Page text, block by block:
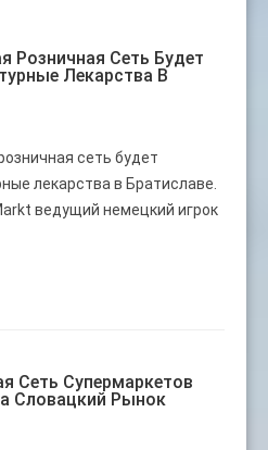
Розничная Сеть Будет
Лекарства В
сеть будет
лекарства в Братиславе.
ведущий немецкий игрок
Сеть Супермаркетов
Словацкий Рынок